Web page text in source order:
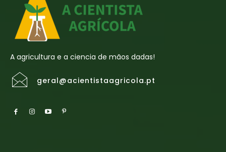
A agricultura e a ciencia de mãos dadas!
geral@acientistaagricola.pt